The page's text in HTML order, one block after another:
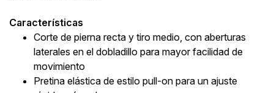
Características
Corte de pierna recta y tiro medio, con aberturas
laterales en el dobladillo para mayor facilidad de
movimiento
Pretina elástica de estilo pull-on para un ajuste